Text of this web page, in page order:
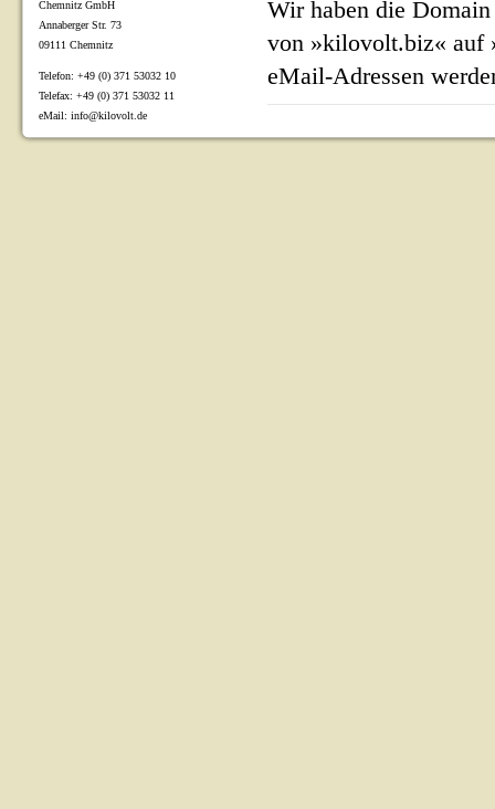
Wir haben die
von »kilovolt.biz« auf
eMail-Adressen
Chemnitz GmbH
Annaberger Str. 73
09111 Chemnitz
Telefon: +49 (0) 371 53032 10
Telefax: +49 (0) 371 53032 11
eMail: info@kilovolt.de